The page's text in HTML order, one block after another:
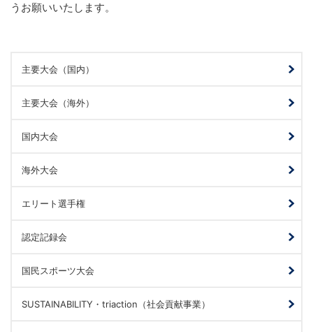
うお願いいたします。
主要大会（国内）
主要大会（海外）
国内大会
海外大会
エリート選手権
認定記録会
国民スポーツ大会
SUSTAINABILITY・triaction（社会貢献事業）